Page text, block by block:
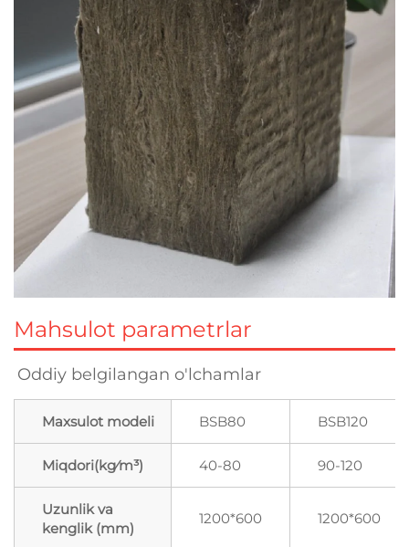
Mahsulot parametrlar
Oddiy belgilangan o'lchamlar
Maxsulot modeli BSB80 BSB120
Miqdori(kg⁄m³) 40-80 90-120
Uzunlik va
kenglik (mm)
1200*600 1200*600